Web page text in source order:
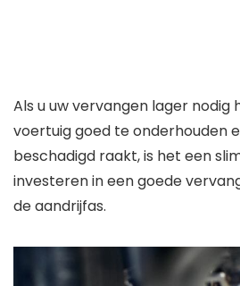
Als u uw vervangen lager nodig
voertuig goed te onderhouden
beschadigd raakt, is het een
investeren in een goede
de aandrijfas.